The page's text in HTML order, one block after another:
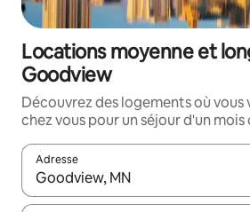
Locations moyenne et
Goodview
Découvrez des logements où vous
chez vous pour un séjour d'un mois
Adresse
Lorsque les résultats s'affichent,